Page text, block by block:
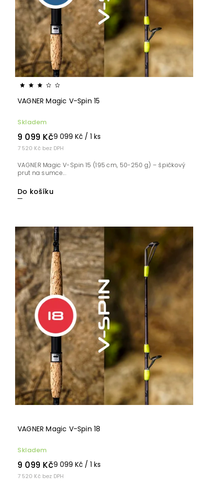
VAGNER Magic V-Spin 15
Skladem
7 520 Kč bez DPH
9 099 Kč9 099 Kč / 1 ks
Do košíku
VAGNER Magic V-Spin 15 (195 cm, 50-250 g) – špičkový
prut na sumce...
VAGNER Magic V-Spin 18
Skladem
7 520 Kč bez DPH
9 099 Kč9 099 Kč / 1 ks